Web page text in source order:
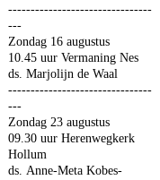
--------------------------------
---
Zondag 16 augustus
10.45 uur Vermaning Nes
ds. Marjolijn de Waal
--------------------------------
---
Zondag 23 augustus
09.30 uur Herenwegkerk
Hollum
ds. Anne-Meta Kobes-